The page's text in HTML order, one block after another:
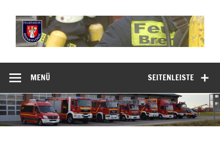
springen
Freiwillige
Feuerwehr
Bremervörde
SEITENLEISTE
MENÜ